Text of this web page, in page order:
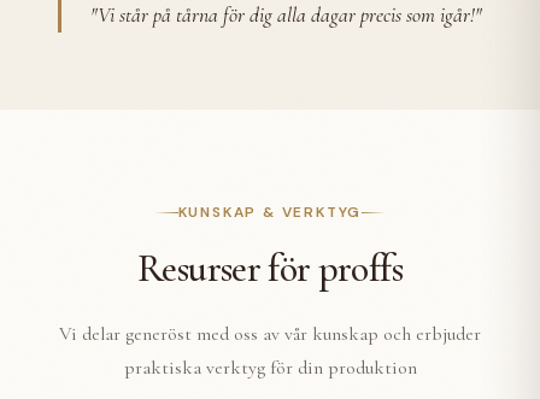
"Vi står på tårna för dig alla dagar precis som igår!"
KUNSKAP & VERKTYG
Resurser för proffs
Vi delar generöst med oss av vår kunskap och erbjuder
praktiska verktyg för din produktion